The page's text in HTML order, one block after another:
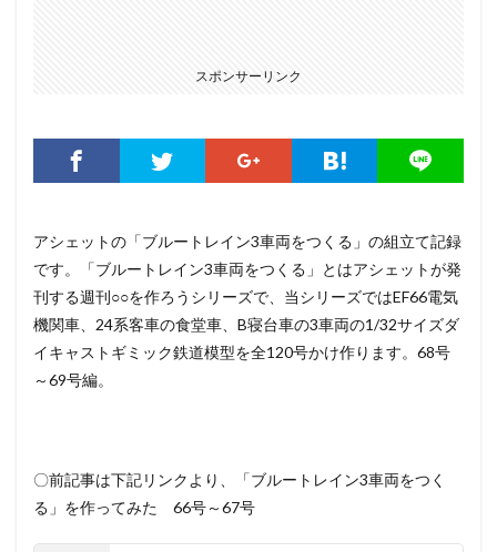
スポンサーリンク
アシェットの「ブルートレイン3車両をつくる」の組立て記録
です。「ブルートレイン3車両をつくる」とはアシェットが発
刊する週刊○○を作ろうシリーズで、当シリーズではEF66電気
機関車、24系客車の食堂車、B寝台車の3車両の1/32サイズダ
イキャストギミック鉄道模型を全120号かけ作ります。68号
～69号編。
〇前記事は下記リンクより、「ブルートレイン3車両をつく
る」を作ってみた 66号～67号